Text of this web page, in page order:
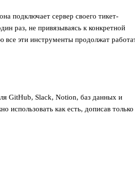
подключает сервер своего тикет-
раз, не привязываясь к конкретной
все эти инструменты продолжат
GitHub, Slack, Notion, баз данных и
использовать как есть, дописав только